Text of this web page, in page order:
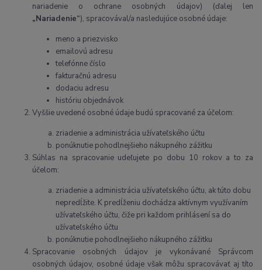
nariadenie o ochrane osobných údajov) (ďalej len
„Nariadenie“), spracovával/a nasledujúce osobné údaje:
meno a priezvisko
emailovú adresu
telefónne číslo
fakturačnú adresu
dodaciu adresu
históriu objednávok
Vyššie uvedené osobné údaje budú spracované za účelom:
zriadenie a administrácia užívateľského účtu
ponúknutie pohodlnejšieho nákupného zážitku
Súhlas na spracovanie udeľujete po dobu 10 rokov a to za
účelom:
zriadenie a administrácia užívateľského účtu, ak túto dobu
nepredĺžite. K predĺženiu dochádza aktívnym využívaním
užívateľského účtu, čiže pri každom prihlásení sa do
užívateľského účtu
ponúknutie pohodlnejšieho nákupného zážitku
Spracovanie osobných údajov je vykonávané Správcom
osobných údajov, osobné údaje však môžu spracovávať aj títo